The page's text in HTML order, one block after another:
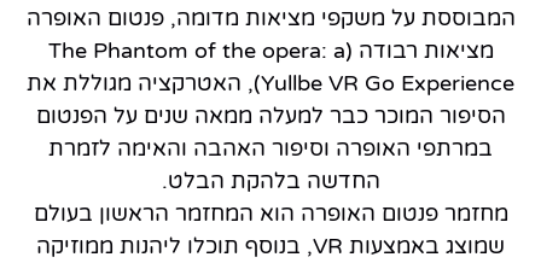
המבוססת על משקפי מציאות מדומה, פנטום האופרה
מציאות רבודה (The Phantom of the opera: a
Yullbe VR Go Experience), האטרקציה מגוללת את
הסיפור המוכר כבר למעלה ממאה שנים על הפנטום
במרתפי האופרה וסיפור האהבה והאימה לזמרת
החדשה בלהקת הבלט.
מחזמר פנטום האופרה הוא המחזמר הראשון בעולם
שמוצג באמצעות VR, בנוסף תוכלו ליהנות ממוזיקה